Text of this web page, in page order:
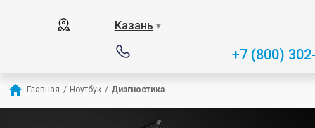
Казань ▼
+7 (800)
Главная / Ноутбук / Диагностика